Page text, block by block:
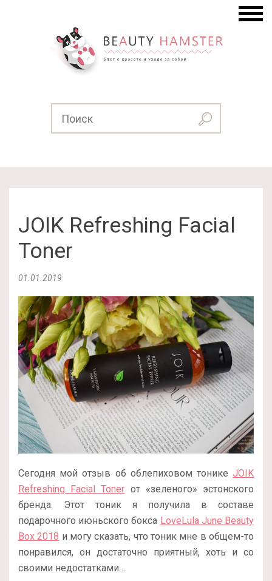
JOIK Refreshing Facial
Toner
01.01.2019
Сегодня мой отзыв об облепиховом тонике JOIK
Refreshing Facial Toner от «зеленого» эстонского
бренда. Этот тоник я получила в составе
подарочного июньского бокса LoveLula June Beauty
Box 2018 и могу сказать, что тоник мне в общем-то
понравился, он достаточно приятный, хоть и со
своими недостатками…